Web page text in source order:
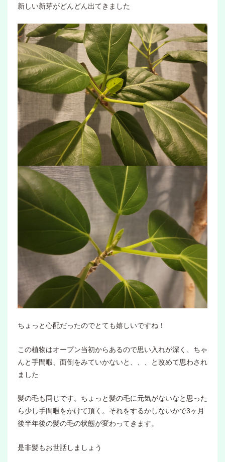
新しい新芽がどんどん出てきました
ちょっと心配だったのでとても嬉しいですね！
この植物はオープン当初からあるので思い入れが深く、ちゃ
んと手間暇、面倒をみていかないと、、、と改めて思わされ
ました
髪の毛も同じです。ちょっと髪の毛に元気がないなと思った
ら少し手間暇をかけて頂く。それをするかしないかで3ヶ月
後半年後の髪の毛の状態が変わってきます。
是非髪もお世話しましょう